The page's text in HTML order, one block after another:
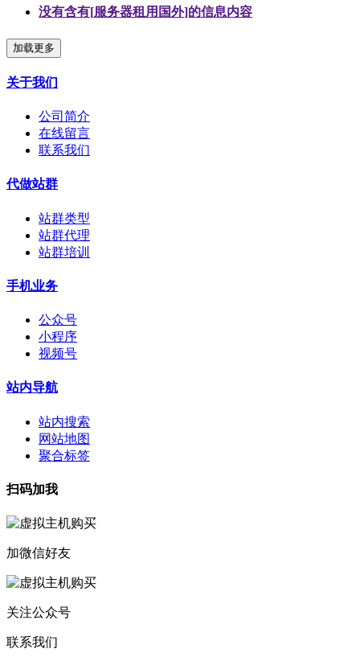
没有含有[服务器租用国外]的信息内容
加载更多
关于我们
公司简介
在线留言
联系我们
代做站群
站群类型
站群代理
站群培训
手机业务
公众号
小程序
视频号
站内导航
站内搜索
网站地图
聚合标签
扫码加我
加微信好友
关注公众号
联系我们